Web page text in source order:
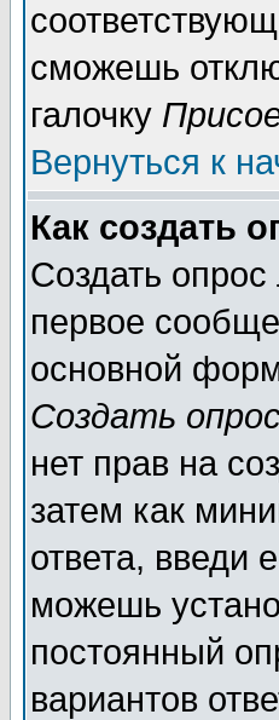
сможешь
галочку
Вернуться к
Как создать
Создать
первое
основной
Создать опрос
нет прав на
затем как
ответа, введи
можешь
постоянный
вариантов